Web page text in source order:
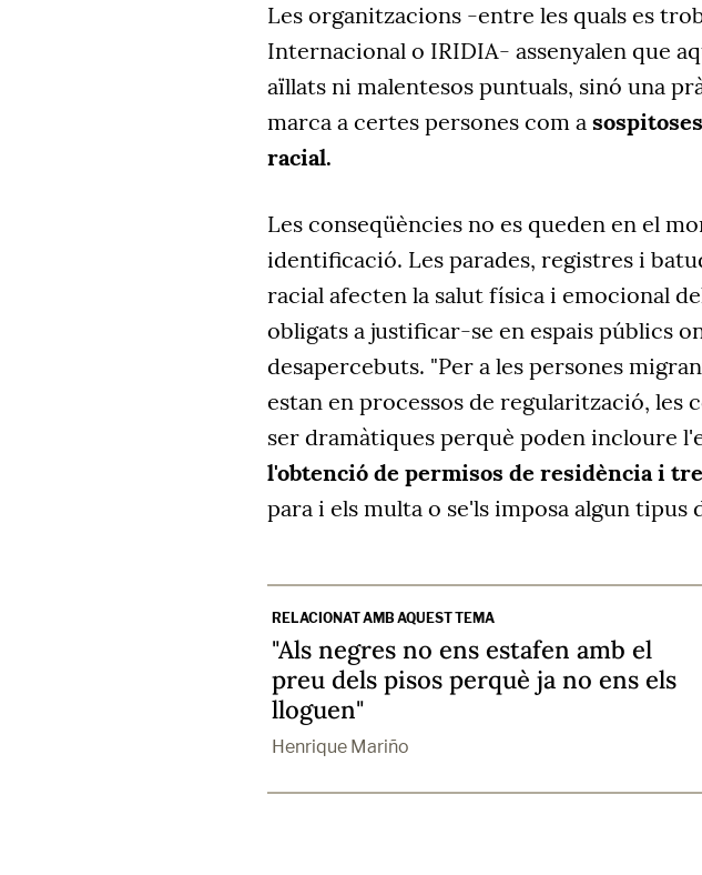
Les organitzacions -entre les quals es
Internacional o IRIDIA- assenyalen que
aïllats ni malentesos puntuals, sinó una
marca a certes persones com a
racial.
Les conseqüències no es queden en el
identificació. Les parades, registres i
racial afecten la salut física i emocional
obligats a justificar-se en espais públics
desapercebuts. "Per a les persones
estan en processos de regularització, les
ser dramàtiques perquè poden incloure
l'obtenció de permisos de residència i
para i els multa o se'ls imposa algun tipus
RELACIONAT AMB AQUEST TEMA
"Als negres no ens estafen amb el
preu dels pisos perquè ja no ens els
lloguen"
Henrique Mariño